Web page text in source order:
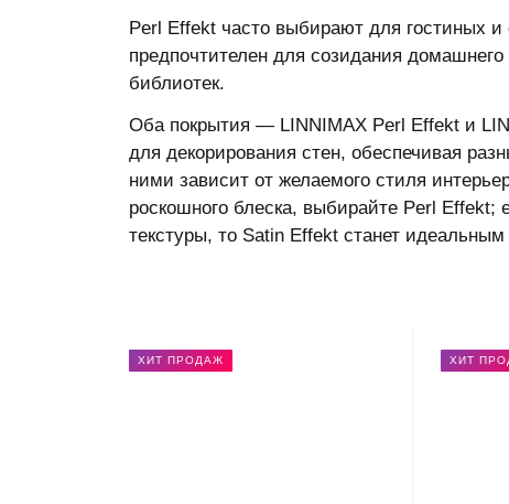
Perl Effekt часто выбирают для гостиных
предпочтителен для созидания
библиотек.
Оба покрытия — LINNIMAX Perl Effekt и
для декорирования стен, обеспечивая
ними зависит от желаемого стиля
роскошного блеска, выбирайте Perl
текстуры, то Satin Effekt станет
ХИТ ПРОДАЖ ХИТ